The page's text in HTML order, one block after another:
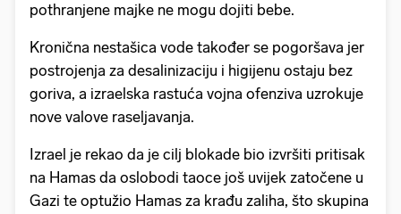
pothranjene majke ne mogu dojiti bebe.
Kronična nestašica vode također se pogoršava jer
postrojenja za desalinizaciju i higijenu ostaju bez
goriva, a izraelska rastuća vojna ofenziva uzrokuje
nove valove raseljavanja.
Izrael je rekao da je cilj blokade bio izvršiti pritisak
na Hamas da oslobodi taoce još uvijek zatočene u
Gazi te optužio Hamas za krađu zaliha, što skupina